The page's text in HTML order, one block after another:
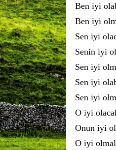
Ben iyi
Ben iyi
Sen iyi
Senin iyi
Sen iyi
Sen iyi
Sen iyi
O iyi
Onun iyi
O iyi